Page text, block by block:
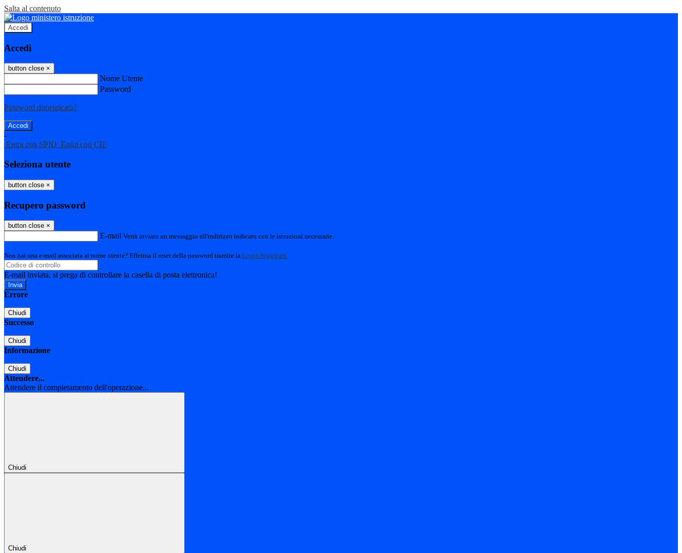
Salta al contenuto
Accedi
Accedi
button close ×
Nome Utente
Password
Password dimenticata?
-
Entra con SPID Entra con CIE
Seleziona utente
button close ×
Recupero password
button close ×
E-mail Verrà inviato un messaggio all'indirizzo indicato con le istruzioni necessarie.
Non hai una e-mail associata al nome utente? Effettua il reset della password tramite la Login Spaggiari
E-mail inviata, si prega di controllare la casella di posta elettronica!
Errore
Chiudi
Successo
Chiudi
Informazione
Chiudi
Attendere...
Attendere il completamento dell'operazione...
Chiudi
Chiudi